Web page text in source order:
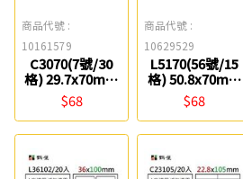
商品代號 :
10161579
C3070(7號/30
格) 29.7x70mm
A4三用電腦標籤
鶴屋
$68
商品代號 :
10629529
L5170(56號/15
格) 50.8x70mm
A4三用電腦標籤
鶴屋
$68